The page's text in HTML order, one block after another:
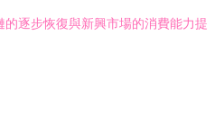
逐步恢復與新興市場的消費能力提